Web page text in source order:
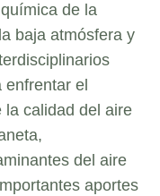
de la
baja atmósfera y
el
la calidad del aire
del aire
aportes